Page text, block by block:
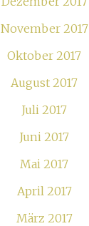
November 2017
Oktober 2017
August 2017
Juli 2017
Juni 2017
Mai 2017
April 2017
März 2017